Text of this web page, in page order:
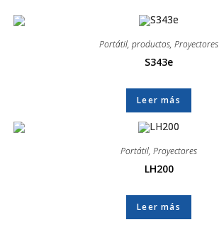
Portátil, productos, Proyectores
S343e
Leer más
Portátil, Proyectores
LH200
Leer más